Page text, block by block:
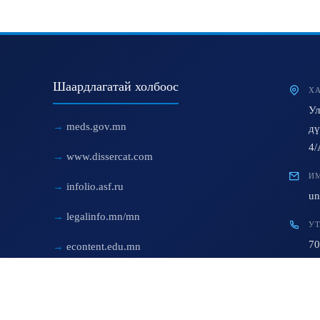
Шаардлагатай холбоос
meds.gov.mn
www.dissercat.com
infolio.asf.ru
legalinfo.mn/mn
econtent.edu.mn
4/